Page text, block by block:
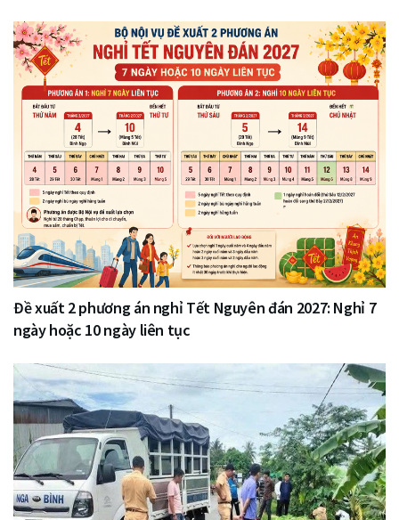
Đề xuất 2 phương án nghỉ Tết Nguyên đán 2027: Nghỉ 7
ngày hoặc 10 ngày liên tục